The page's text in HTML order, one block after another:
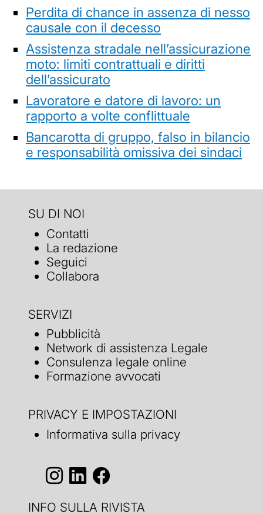
Perdita di chance in assenza di nesso
causale con il decesso
Assistenza stradale nell’assicurazione
moto: limiti contrattuali e diritti
dell’assicurato
Lavoratore e datore di lavoro: un
rapporto a volte conflittuale
Bancarotta di gruppo, falso in bilancio
e responsabilità omissiva dei sindaci
SU DI NOI
Contatti
La redazione
Seguici
Collabora
SERVIZI
Pubblicità
Network di assistenza Legale
Consulenza legale online
Formazione avvocati
PRIVACY E IMPOSTAZIONI
Informativa sulla privacy
INFO SULLA RIVISTA